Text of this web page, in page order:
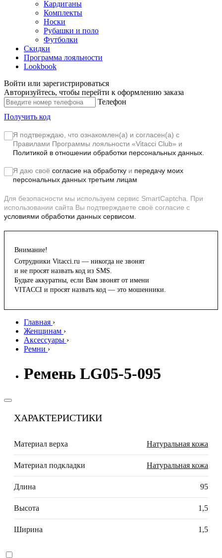
Кардиганы
Комплекты
Носки
Рубашки и поло
Футболки
Скидки
Программа лояльности
Lookbook
Войти или зарегистрироваться
Авторизуйтесь, чтобы перейти к оформлению заказа
Телефон
Получить код
Я подтверждаю, что ознакомлен(а) и согласен(а) с
Правилами Программы лояльности «Vitacci Club» и
Политикой в отношении обработки персональных данных.
Я даю своё согласие на обработку и передачу моих
персональных данных третьим лицам
Для безопасности мы используем сервис SmartCaptcha. При
использовании сайта Вы подтверждаете своё согласие с
условиями обработки данных сервисом.
Внимание!
Сотрудники Vitacci.ru — никогда не звонят
и не просят назвать код из SMS.
Будьте аккуратны, если Вам звонят от имени
VITACCI и просят назвать код — это мошенники.
Главная ›
Женщинам ›
Аксессуары ›
Ремни ›
Ремень LG05-5-095
ХАРАКТЕРИСТИКИ
Материал верха Натуральная кожа
Материал подкладки Натуральная кожа
Длина 95
Высота 1,5
Ширина 1,5